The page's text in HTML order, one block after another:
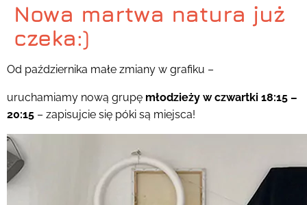
Nowa martwa natura już
czeka:)
Od października małe zmiany w grafiku –
uruchamiamy nową grupę młodzieży w czwartki 18:15 –
20:15 – zapisujcie się póki są miejsca!